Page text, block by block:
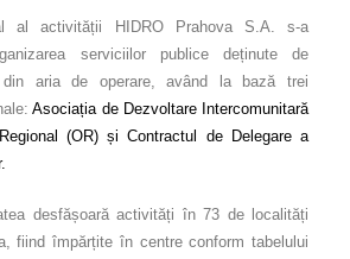
al activității HIDRO Prahova S.A. s-a
serviciilor publice deținute de
din aria de operare, având la bază trei
Asociația de Dezvoltare Intercomunitară
(OR) și Contractul de Delegare a
desfășoară activități în 73 de localități
fiind împărțite în centre conform tabelului